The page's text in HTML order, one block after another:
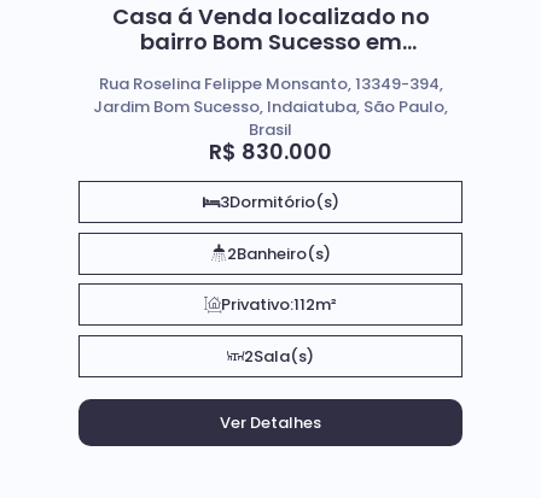
Casa á Venda localizado no
bairro Bom Sucesso em
R$ 830.000
Rua Roselina Felippe Monsanto, 13349-394,
Jardim Bom Sucesso, Indaiatuba, São Paulo,
Brasil
3Dormitório(s)
2Banheiro(s)
Privativo:112m²
2Sala(s)